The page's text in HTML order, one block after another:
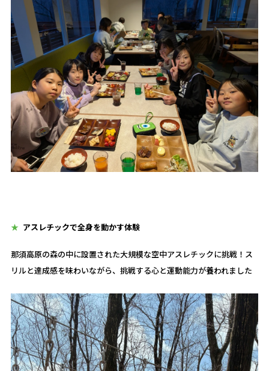
アスレチックで全身を動かす体験
那須高原の森の中に設置された大規模な空中アスレチックに挑戦！ス
リルと達成感を味わいながら、挑戦する心と運動能力が養われました